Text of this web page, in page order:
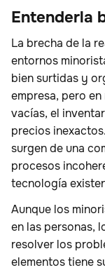
‍Entenderla
La brecha de la
entornos
bien surtidas y
empresa, pero
vacías, el
precios
surgen de una
procesos
tecnología
Aunque los
en las personas,
resolver los
elementos tiene